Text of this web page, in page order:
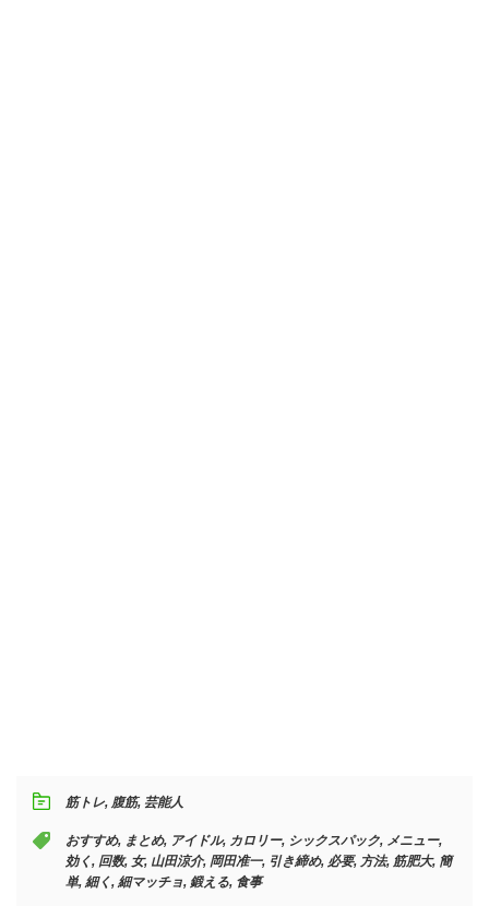
筋トレ, 腹筋, 芸能人
おすすめ, まとめ, アイドル, カロリー, シックスパック, メニュー,
効く, 回数, 女, 山田涼介, 岡田准一, 引き締め, 必要, 方法, 筋肥大, 簡
単, 細く, 細マッチョ, 鍛える, 食事